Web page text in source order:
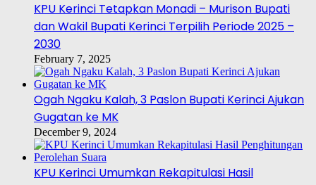
KPU Kerinci Tetapkan Monadi – Murison Bupati
dan Wakil Bupati Kerinci Terpilih Periode 2025 –
2030
February 7, 2025
Ogah Ngaku Kalah, 3 Paslon Bupati Kerinci Ajukan
Gugatan ke MK
December 9, 2024
KPU Kerinci Umumkan Rekapitulasi Hasil